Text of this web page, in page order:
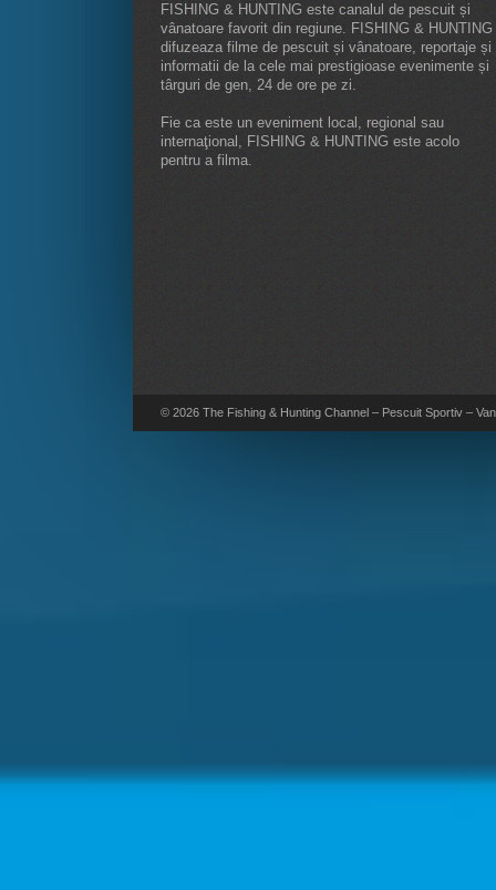
FISHING & HUNTING este canalul de pescuit și
vânatoare favorit din regiune. FISHING & HUNTING
difuzeaza filme de pescuit și vânatoare, reportaje și
informatii de la cele mai prestigioase evenimente și
târguri de gen, 24 de ore pe zi.
Fie ca este un eveniment local, regional sau
internaţional, FISHING & HUNTING este acolo
pentru a filma.
© 2026 The Fishing & Hunting Channel – Pescuit Sportiv –